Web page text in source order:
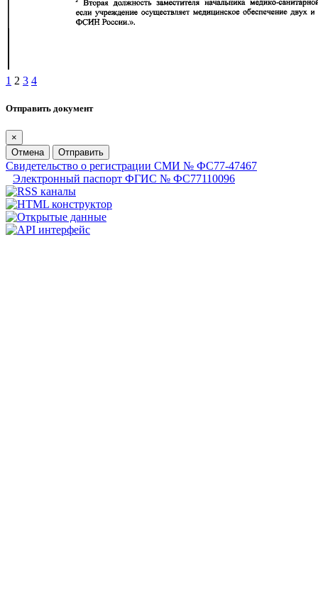
1 2 3 4
Отправить документ
×
Отмена
Отправить
Свидетельство о регистрации СМИ № ФС77-47467
Электронный паспорт ФГИС № ФС77110096